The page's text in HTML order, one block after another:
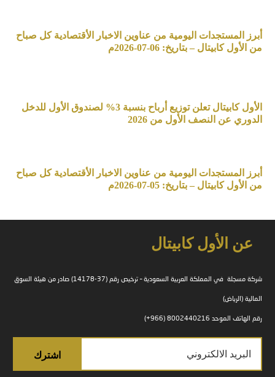
أبرز المستجدات اليومية من عناوين الاخبار الأقتصادية كل صباح
من الأول كابيتال – بتاريخ: 06-07-2026م
الأول كابيتال تعلن توزيع أرباح بنسبة 3% لصندوق الأول للدخل
الدوري عن النصف الأول من 2026
أبرز المستجدات اليومية من عناوين الاخبار الأقتصادية كل صباح
من الأول كابيتال – بتاريخ: 05-07-2026م
عن الأول كابيتال
شركة مسجلة في المملكة العربية السعودية – ترخيص رقم (37-14178) صادر من هيئة السوق
المالية (الرياض)
رقم الهاتف الموحد 8002440216 (966+)